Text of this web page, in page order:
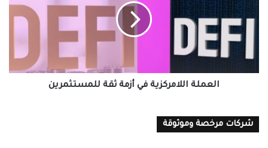
ثقة
للمستثمرين
العملة اللامركزية في أزمة ثقة للمستثمرين
شركات مرخصة وموثوقة